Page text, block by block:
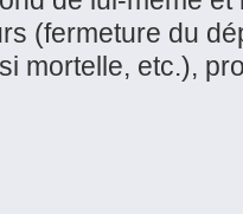
(fermeture du
mortelle, etc.),